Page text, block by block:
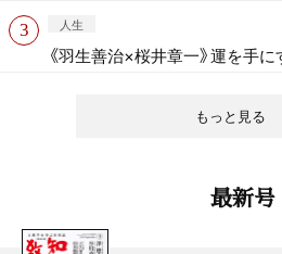
もっと見る
人生
《羽生善治×桜井章一》運を手
最新号